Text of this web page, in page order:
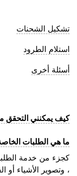
تشكيل الشحنات
استلام الطرود
أسئلة أخرى
كيف يمكنني التحقق
ما هي الطلبات
كجزء من خدمة
، وتصوير الأشياء أو